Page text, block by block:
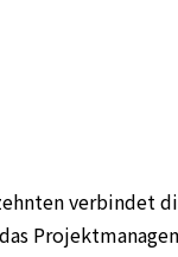
verbindet